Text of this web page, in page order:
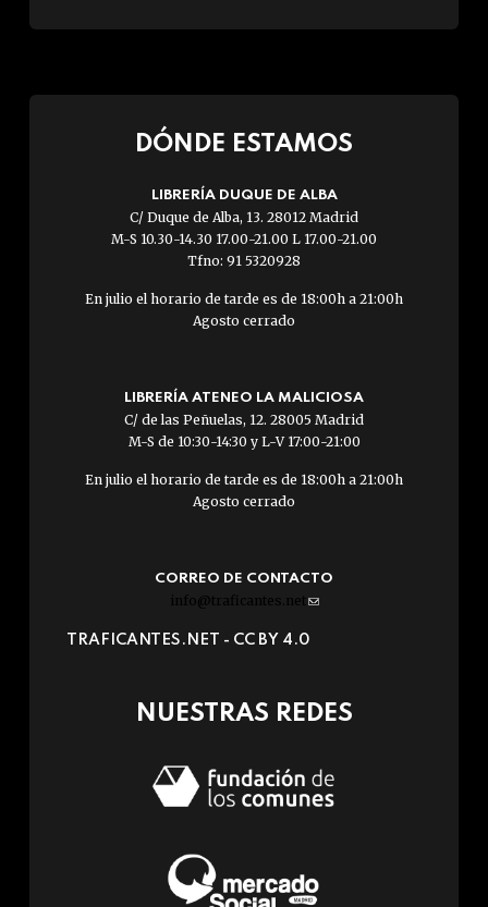
DÓNDE ESTAMOS
LIBRERÍA DUQUE DE ALBA
C/ Duque de Alba, 13. 28012 Madrid
M-S 10.30-14.30 17.00-21.00 L 17.00-21.00
Tfno: 91 5320928
En julio el horario de tarde es de 18:00h a 21:00h
Agosto cerrado
LIBRERÍA ATENEO LA MALICIOSA
C/ de las Peñuelas, 12. 28005 Madrid
M-S de 10:30-14:30 y L-V 17:00-21:00
En julio el horario de tarde es de 18:00h a 21:00h
Agosto cerrado
CORREO DE CONTACTO
info@traficantes.net (link
e-
TRAFICANTES.NET - CC BY 4.0
NUESTRAS REDES